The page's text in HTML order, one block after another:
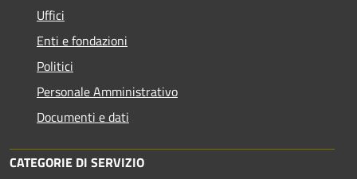
Uffici
Enti e fondazioni
Politici
Personale Amministrativo
Documenti e dati
CATEGORIE DI SERVIZIO